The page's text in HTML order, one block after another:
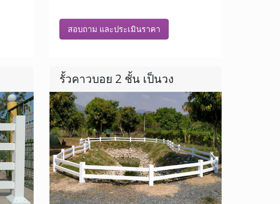
สอบถาม และประเมินราคา
รั้วคาวบอย 2 ชั้น เป็นวง